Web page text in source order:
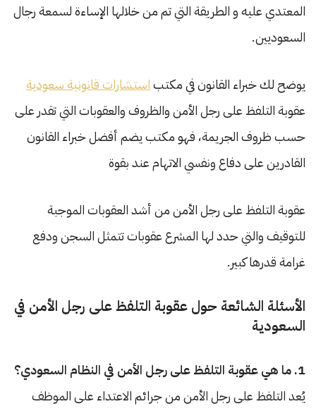
المعتدي عليه و الطريقة التي تم من خلالها الإساءة لسمعة رجال
السعوديين.
يوضح لك خبراء القانون في مكتباستشارات قانونية سعودية
عقوبة التلفظ على رجل الأمن والظروف والعقوبات التي تقدر على
حسب ظروف الجريمة، فهو مكتب يضم أفضل خبراء القانون
القادرين على دفاع ونفسي الاتهام عند بقوة
عقوبة التلفظ على رجل الأمن من أشد العقوبات الموجبة
للتوقيف والتي حدد لها المشرع عقوبات تتمثل السجن ودفع
غرامة قدرها كبير.
الأسئلة الشائعة حول عقوبة التلفظ على رجل الأمن في
السعودية
1. ما هي عقوبة التلفظ على رجل الأمن في النظام السعودي؟
يُعد التلفظ على رجل الأمن من جرائم الاعتداء على الموظف